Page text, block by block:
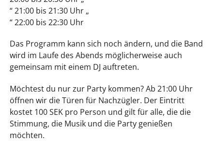
“ 21:00 bis 21:30 Uhr „
“ 22:00 bis 22:30 Uhr
Das Programm kann sich noch ändern, und die Band
wird im Laufe des Abends möglicherweise auch
gemeinsam mit einem DJ auftreten.
Möchtest du nur zur Party kommen? Ab 21:00 Uhr
öffnen wir die Türen für Nachzügler. Der Eintritt
kostet 100 SEK pro Person und gilt für alle, die die
Stimmung, die Musik und die Party genießen
möchten.